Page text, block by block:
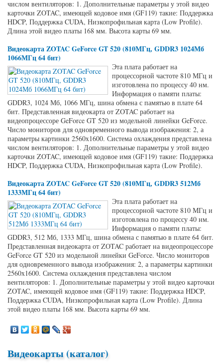
числом вентиляторов: 1. Дополнительные параметры у этой видео
карточки ZOTAC, имеющей кодовое имя (GF119) такие: Поддержка
HDCP, Поддержка CUDA, Низкопрофильная карта (Low Profile).
Длина этой видео платы 168 мм. Высота карты 69 мм.
Видеокарта ZOTAC GeForce GT 520 (810МГц, GDDR3 1024Мб
1066МГц 64 бит)
Эта плата работает на
процессорной частоте 810 МГц и
изготовлена по процессу 40 нм.
Информация о памяти платы:
GDDR3, 1024 Мб, 1066 МГц, шина обмена с памятью в плате 64
бит. Представленная видеокарта от ZOTAC работает на
видеопроцессоре GeForce GT 520 из модельной линейки GeForce.
Число мониторов для одновременного вывода изображения: 2, а
параметры картинки 2560x1600. Система охлаждения представлена
числом вентиляторов: 1. Дополнительные параметры у этой видео
карточки ZOTAC, имеющей кодовое имя (GF119) такие: Поддержка
HDCP, Поддержка CUDA, Низкопрофильная карта (Low Profile).
Видеокарта ZOTAC GeForce GT 520 (810МГц, GDDR3 512Мб
1333МГц 64 бит)
Эта плата работает на
процессорной частоте 810 МГц и
изготовлена по процессу 40 нм.
Информация о памяти платы:
GDDR3, 512 Мб, 1333 МГц, шина обмена с памятью в плате 64 бит.
Представленная видеокарта от ZOTAC работает на видеопроцессоре
GeForce GT 520 из модельной линейки GeForce. Число мониторов
для одновременного вывода изображения: 2, а параметры картинки
2560x1600. Система охлаждения представлена числом
вентиляторов: 1. Дополнительные параметры у этой видео карточки
ZOTAC, имеющей кодовое имя (GF119) такие: Поддержка HDCP,
Поддержка CUDA, Низкопрофильная карта (Low Profile). Длина
этой видео платы 168 мм. Высота карты 69 мм.
Видеокарты (каталог)